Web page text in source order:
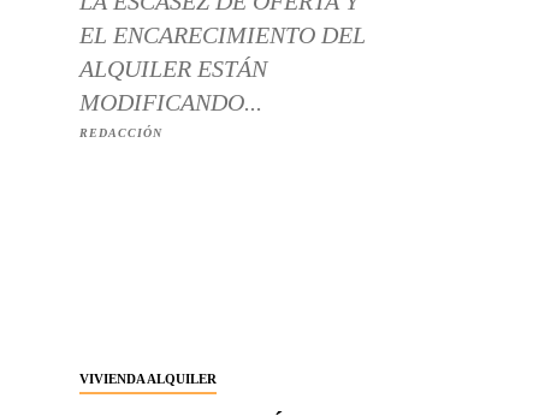
EL ENCARECIMIENTO DEL
ALQUILER ESTÁN
MODIFICANDO...
REDACCIÓN
VIVIENDA ALQUILER